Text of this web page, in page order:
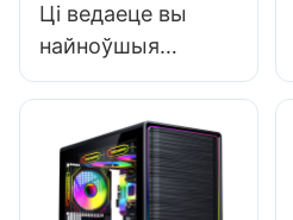
Ці ведаеце вы
найноўшыя
тэхналогіі ў
блокаў
харчавання для
ПК?